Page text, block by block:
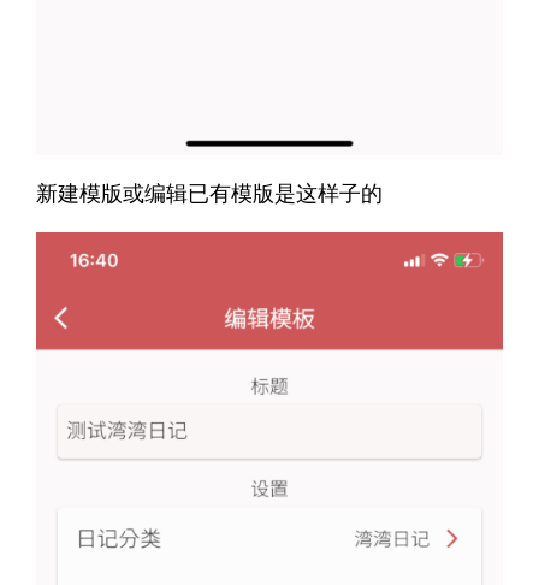
新建模版或编辑已有模版是这样子的